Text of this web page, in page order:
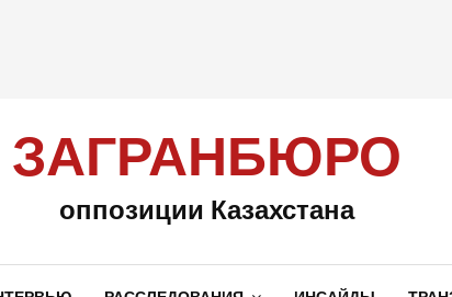
ЗАГРАНБЮРО
оппозиции Казахстана